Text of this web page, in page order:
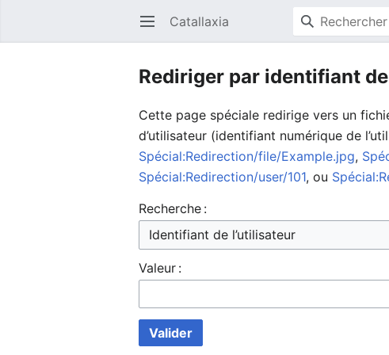
Ouvrir le menu principal Catallaxia
Rediriger par identifiant
Cette page spéciale redirige vers un
d’utilisateur (identifiant numérique de
Spécial:Redirection/file/Example.jpg,
Spécial:Redirection/user/101, ou
Recherche :
Valeur :
Valider